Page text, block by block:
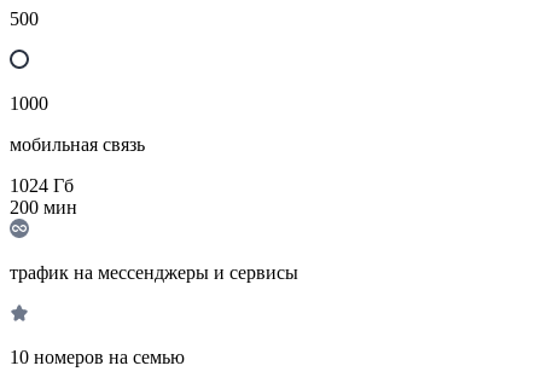
500
1000
мобильная связь
1024 Гб
200 мин
трафик на мессенджеры и сервисы
10 номеров на семью